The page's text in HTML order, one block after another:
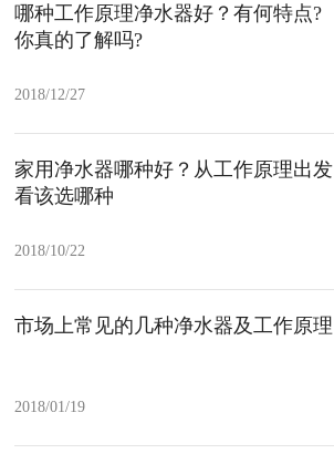
哪种工作原理净水器好？有何特点?
你真的了解吗?
2018/12/27
家用净水器哪种好？从工作原理出发
看该选哪种
2018/10/22
市场上常见的几种净水器及工作原理
2018/01/19